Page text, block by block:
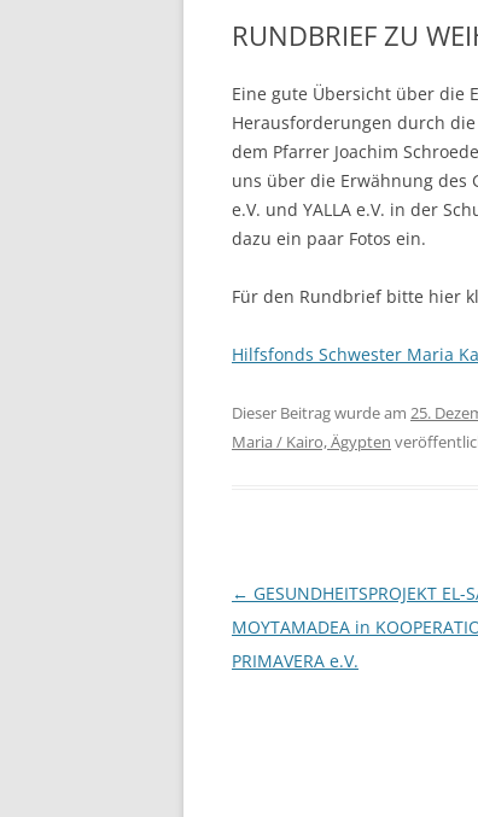
RUNDBRIEF ZU
Eine gute Übersicht über die
Herausforderungen durch
dem Pfarrer Joachim
uns über die Erwähnung des
e.V. und YALLA e.V. in der
dazu ein paar Fotos ein.
Für den Rundbrief bitte hier
Hilfsfonds Schwester Maria
Dieser Beitrag wurde am 25.
Maria / Kairo, Ägypten
Beitragsnavigation
← GESUNDHEITSPROJEKT EL-
MOYTAMADEA in
PRIMAVERA e.V.